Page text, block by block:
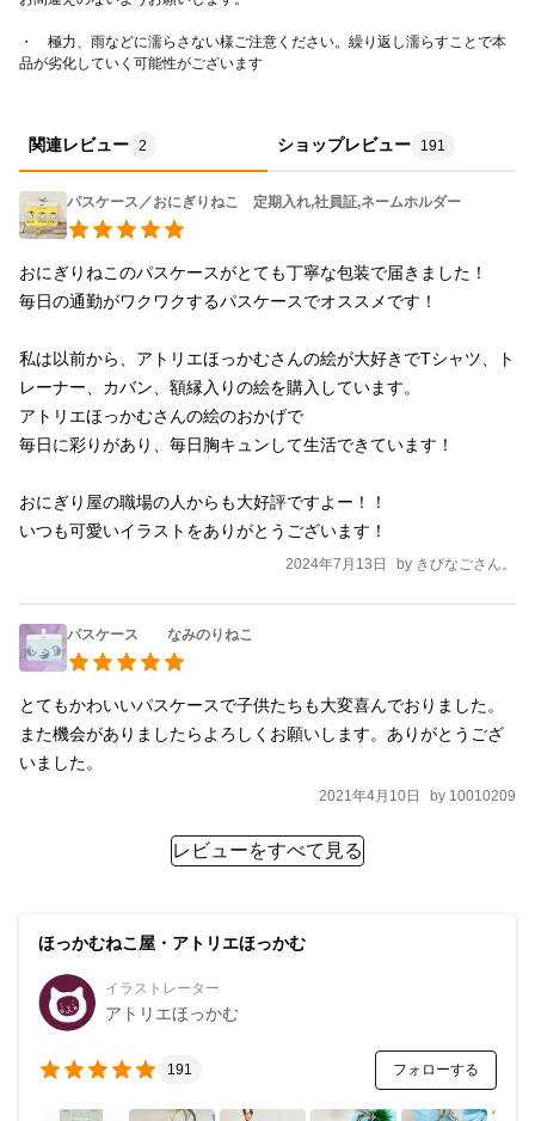
・　極力、雨などに濡らさない様ご注意ください。繰り返し濡らすことで本
品が劣化していく可能性がございます
関連レビュー 2 ショップレビュー 191
パスケース／おにぎりねこ 定期入れ,社員証,ネームホルダー
おにぎりねこのパスケースがとても丁寧な包装で届きました！
毎日の通勤がワクワクするパスケースでオススメです！
私は以前から、アトリエほっかむさんの絵が大好きでTシャツ、ト
レーナー、カバン、額縁入りの絵を購入しています。
アトリエほっかむさんの絵のおかげで
毎日に彩りがあり、毎日胸キュンして生活できています！
おにぎり屋の職場の人からも大好評ですよー！！
いつも可愛いイラストをありがとうございます！
2024年7月13日 by きびなごさん。
パスケース なみのりねこ
とてもかわいいパスケースで子供たちも大変喜んでおりました。
また機会がありましたらよろしくお願いします。ありがとうござ
いました。
2021年4月10日 by 10010209
レビューをすべて見る
ほっかむねこ屋・アトリエほっかむ
イラストレーター
アトリエほっかむ
191 フォローする